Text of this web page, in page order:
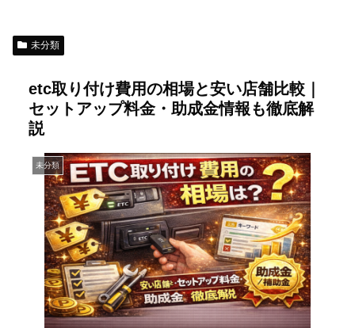
未分類
etc取り付け費用の相場と安い店舗比較｜
セットアップ料金・助成金情報も徹底解
説
未分類